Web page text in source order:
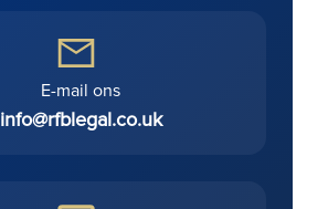
E-mail ons
info@rfblegal.co.uk